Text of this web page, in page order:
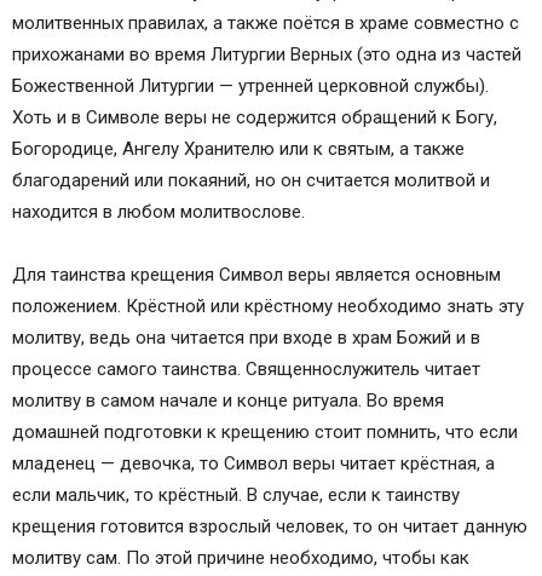
молитвенных правилах, а также поётся в храме совместно с
прихожанами во время Литургии Верных (это одна из частей
Божественной Литургии — утренней церковной службы).
Хоть и в Символе веры не содержится обращений к Богу,
Богородице, Ангелу Хранителю или к святым, а также
благодарений или покаяний, но он считается молитвой и
находится в любом молитвослове.
Для таинства крещения Символ веры является основным
положением. Крёстной или крёстному необходимо знать эту
молитву, ведь она читается при входе в храм Божий и в
процессе самого таинства. Священнослужитель читает
молитву в самом начале и конце ритуала. Во время
домашней подготовки к крещению стоит помнить, что если
младенец — девочка, то Символ веры читает крёстная, а
если мальчик, то крёстный. В случае, если к таинству
крещения готовится взрослый человек, то он читает данную
молитву сам. По этой причине необходимо, чтобы как